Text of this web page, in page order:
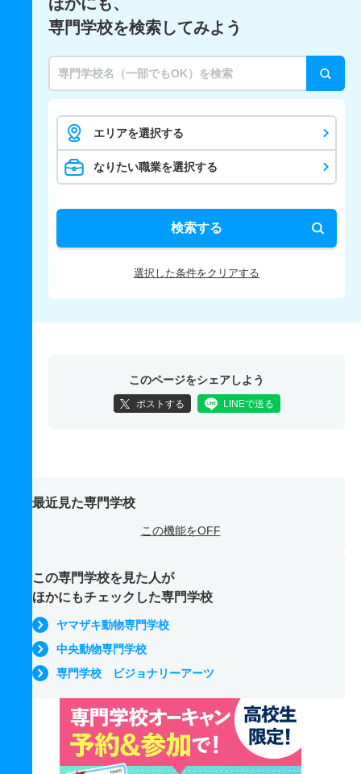
専門学校を検索してみよう
エリアを選択する
なりたい職業を選択する
検索する
選択した条件をクリアする
このページをシェアしよう
ポストする LINEで送る
最近見た専門学校
この機能をOFF
この専門学校を見た人が
ほかにもチェックした専門学校
ヤマザキ動物専門学校
中央動物専門学校
専門学校 ビジョナリーアーツ